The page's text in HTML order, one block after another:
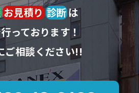
お見積り 診断は
っております！
ご相談ください!!